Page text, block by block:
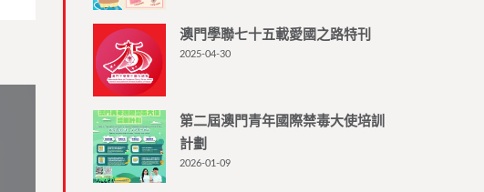
澳門學聯七十五載愛國之路特刊
2025-04-30
第二屆澳門青年國際禁毒大使培訓
計劃
2026-01-09